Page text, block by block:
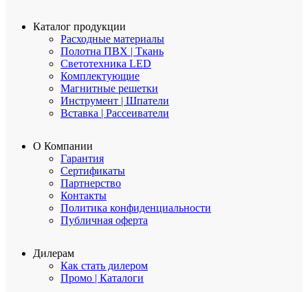
Каталог продукции
Расходные материалы
Полотна ПВХ | Ткань
Светотехника LED
Комплектующие
Магнитные решетки
Инструмент | Шпатели
Вставка | Рассеиватели
О Компании
Гарантия
Сертификаты
Партнерство
Контакты
Политика конфиденциальности
Публичная оферта
Дилерам
Как стать дилером
Промо | Каталоги